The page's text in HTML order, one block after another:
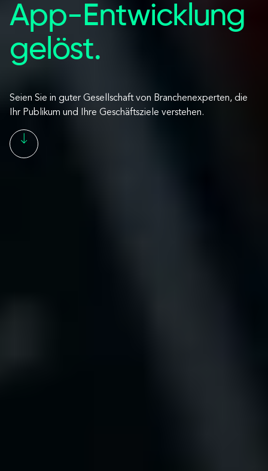
App-Entwicklung
gelöst.
Seien Sie in guter Gesellschaft von Branchenexperten, die
Ihr Publikum und Ihre Geschäftsziele verstehen.